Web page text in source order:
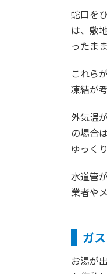
蛇口を
は、敷
ったま
これら
凍結が
外気温
の場合
ゆっく
水道管
業者や
ガ
お湯が